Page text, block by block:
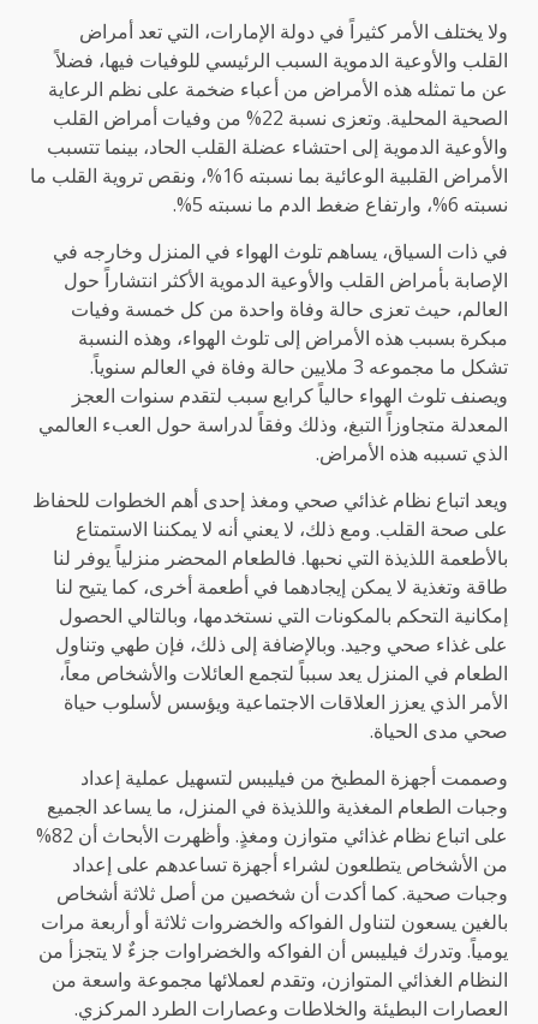
ولا يختلف الأمر كثيراً في دولة الإمارات، التي تعد أمراض
القلب والأوعية الدموية السبب الرئيسي للوفيات فيها، فضلاً
عن ما تمثله هذه الأمراض من أعباء ضخمة على نظم الرعاية
الصحية المحلية. وتعزى نسبة 22% من وفيات أمراض القلب
والأوعية الدموية إلى احتشاء عضلة القلب الحاد، بينما تتسبب
الأمراض القلبية الوعائية بما نسبته 16%، ونقص تروية القلب ما
نسبته 6%، وارتفاع ضغط الدم ما نسبته 5%.
في ذات السياق، يساهم تلوث الهواء في المنزل وخارجه في
الإصابة بأمراض القلب والأوعية الدموية الأكثر انتشاراً حول
العالم، حيث تعزى حالة وفاة واحدة من كل خمسة وفيات
مبكرة بسبب هذه الأمراض إلى تلوث الهواء، وهذه النسبة
تشكل ما مجموعه 3 ملايين حالة وفاة في العالم سنوياً.
ويصنف تلوث الهواء حالياً كرابع سبب لتقدم سنوات العجز
المعدلة متجاوزاً التبغ، وذلك وفقاً لدراسة حول العبء العالمي
الذي تسببه هذه الأمراض.
ويعد اتباع نظام غذائي صحي ومغذ إحدى أهم الخطوات للحفاظ
على صحة القلب. ومع ذلك، لا يعني أنه لا يمكننا الاستمتاع
بالأطعمة اللذيذة التي نحبها. فالطعام المحضر منزلياً يوفر لنا
طاقة وتغذية لا يمكن إيجادهما في أطعمة أخرى، كما يتيح لنا
إمكانية التحكم بالمكونات التي نستخدمها، وبالتالي الحصول
على غذاء صحي وجيد. وبالإضافة إلى ذلك، فإن طهي وتناول
الطعام في المنزل يعد سبباً لتجمع العائلات والأشخاص معاً،
الأمر الذي يعزز العلاقات الاجتماعية ويؤسس لأسلوب حياة
صحي مدى الحياة.
وصممت أجهزة المطبخ من فيليبس لتسهيل عملية إعداد
وجبات الطعام المغذية واللذيذة في المنزل، ما يساعد الجميع
على اتباع نظام غذائي متوازن ومغذٍ. وأظهرت الأبحاث أن 82%
من الأشخاص يتطلعون لشراء أجهزة تساعدهم على إعداد
وجبات صحية.كما أكدت أن شخصين من أصل ثلاثة أشخاص
بالغين يسعون لتناول الفواكه والخضروات ثلاثة أو أربعة مرات
يومياً. وتدرك فيليبس أن الفواكه والخضراوات جزءٌ لا يتجزأ من
النظام الغذائي المتوازن، وتقدم لعملائها مجموعة واسعة من
العصارات البطيئة والخلاطات وعصارات الطرد المركزي.